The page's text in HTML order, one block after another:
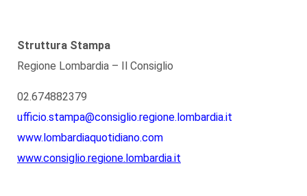
Struttura Stampa
Regione Lombardia – Il Consiglio
02.674882379
ufficio.stampa@consiglio.regione.lombardia.it
www.lombardiaquotidiano.com
www.consiglio.regione.lombardia.it